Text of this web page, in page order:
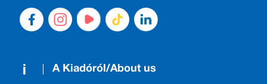
A Kiadóról/About us